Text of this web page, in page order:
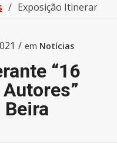
/ Exposição Itinerante
/ em Notícias
“16